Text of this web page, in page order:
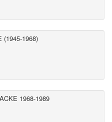
(1945-1968)
1968-1989